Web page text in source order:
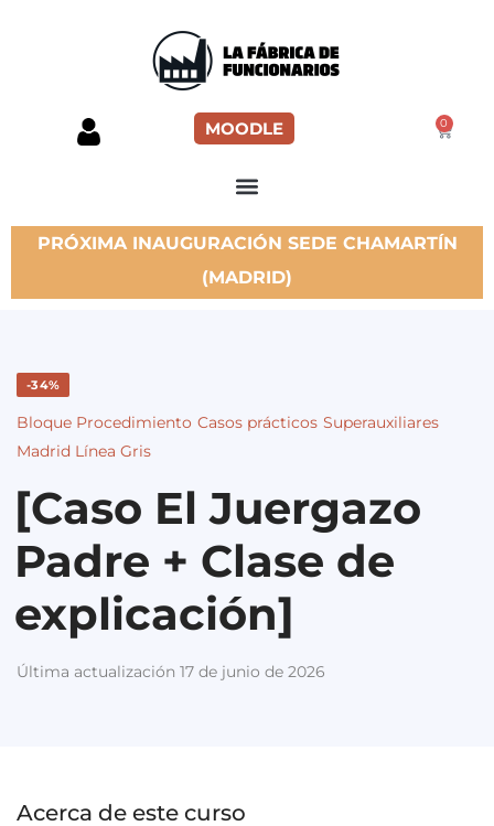
MOODLE 0
PRÓXIMA INAUGURACIÓN SEDE CHAMARTÍN
(MADRID)
-34%
Bloque Procedimiento Casos prácticos Superauxiliares
Madrid Línea Gris
[Caso El Juergazo
Padre + Clase de
explicación]
Última actualización 17 de junio de 2026
Acerca de este curso